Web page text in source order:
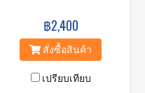
ใจเหล่านี้ เพลิดเพลินได้ทั้งวัน
กับการให้อาหาร อาบน้ำแก่ช้าง
และการเรียนรู้ข้อเท็จจริงที่น่า
สภาพแวดล้อมธรรมชาติของ
฿2,400
สั่งซื้อสินค้า
เปรียบเทียบ